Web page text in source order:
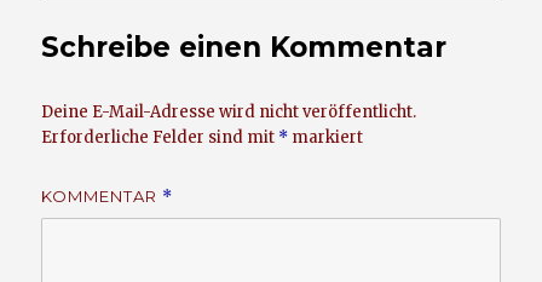
Schreibe einen Kommentar
Deine E-Mail-Adresse wird nicht veröffentlicht.
Erforderliche Felder sind mit * markiert
KOMMENTAR *